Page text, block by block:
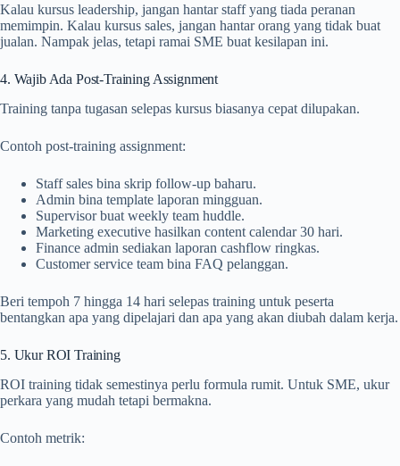
Kalau kursus leadership, jangan hantar staff yang tiada peranan
memimpin. Kalau kursus sales, jangan hantar orang yang tidak buat
jualan. Nampak jelas, tetapi ramai SME buat kesilapan ini.
4. Wajib Ada Post-Training Assignment
Training tanpa tugasan selepas kursus biasanya cepat dilupakan.
Contoh post-training assignment:
Staff sales bina skrip follow-up baharu.
Admin bina template laporan mingguan.
Supervisor buat weekly team huddle.
Marketing executive hasilkan content calendar 30 hari.
Finance admin sediakan laporan cashflow ringkas.
Customer service team bina FAQ pelanggan.
Beri tempoh 7 hingga 14 hari selepas training untuk peserta
bentangkan apa yang dipelajari dan apa yang akan diubah dalam kerja.
5. Ukur ROI Training
ROI training tidak semestinya perlu formula rumit. Untuk SME, ukur
perkara yang mudah tetapi bermakna.
Contoh metrik: